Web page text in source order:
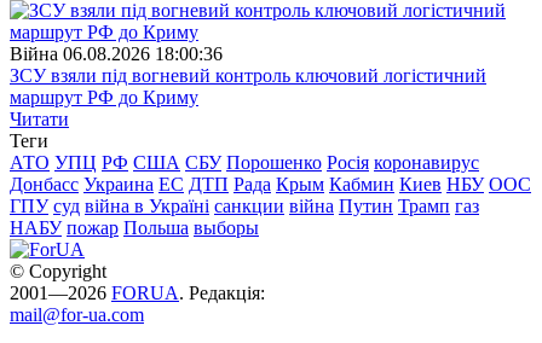
Війна 06.08.2026 18:00:36
ЗСУ взяли під вогневий контроль ключовий логістичний
маршрут РФ до Криму
Читати
Теги
АТО УПЦ РФ США СБУ Порошенко Росія коронавирус
Донбасс Украина ЕС ДТП Рада Крым Кабмин Киев НБУ ООС
ГПУ суд війна в Україні санкции війна Путин Трамп газ
НАБУ пожар Польша выборы
© Copyright
2001—2026 FORUA. Редакція:
mail@for-ua.com